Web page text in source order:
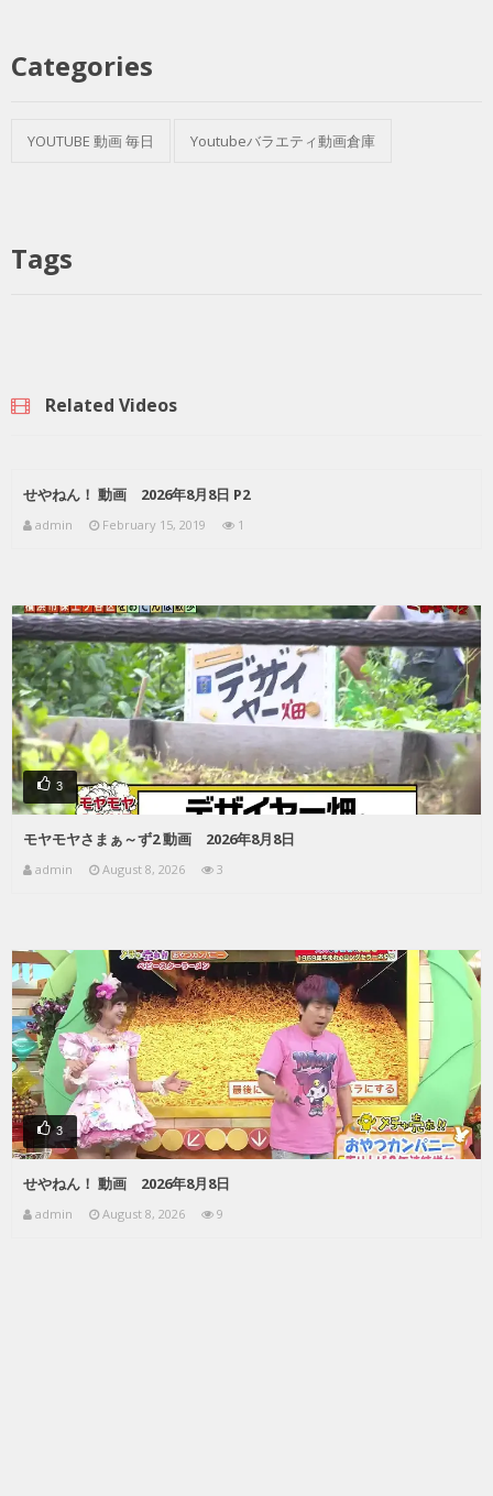
Categories
YOUTUBE 動画 毎日 Youtubeバラエティ動画倉庫
Tags
Related Videos
せやねん！ 動画 2026年8月8日 P2
admin February 15, 2019 1
3
モヤモヤさまぁ～ず2 動画 2026年8月8日
admin August 8, 2026 3
3
せやねん！ 動画 2026年8月8日
admin August 8, 2026 9